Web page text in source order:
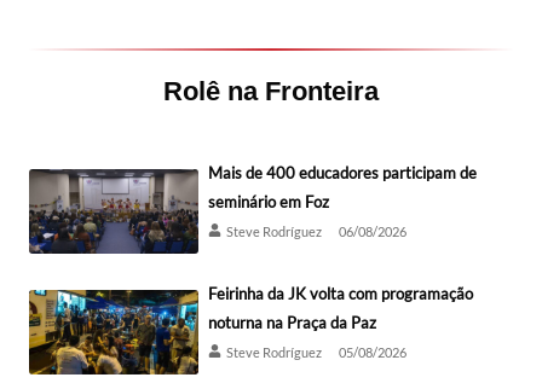
Rolê na Fronteira
Mais de 400 educadores participam de
seminário em Foz
Steve Rodríguez 06/08/2026
Feirinha da JK volta com programação
noturna na Praça da Paz
Steve Rodríguez 05/08/2026